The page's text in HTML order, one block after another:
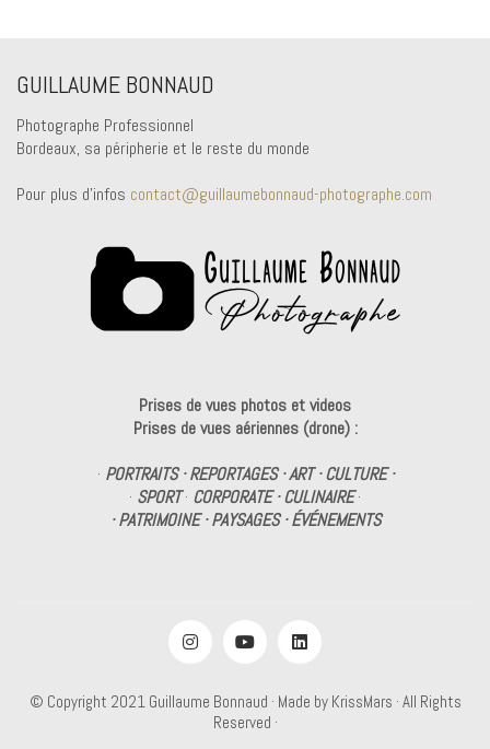
GUILLAUME BONNAUD
Photographe Professionnel
Bordeaux, sa péripherie et le reste du monde
Pour plus d'infos contact@guillaumebonnaud-photographe.com
Prises de vues photos et videos
Prises de vues aériennes (drone) :
· PORTRAITS · REPORTAGES · ART · CULTURE ·
· SPORT· CORPORATE · CULINAIRE·
· PATRIMOINE · PAYSAGES · ÉVÉNEMENTS
© Copyright 2021 Guillaume Bonnaud · Made by KrissMars · All Rights
Reserved ·